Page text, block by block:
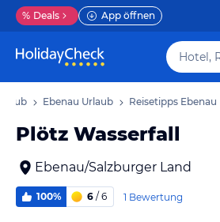
% Deals App öffnen
Ebenau Urlaub Reisetipps Ebenau
Plötz Wasserfall
Ebenau/Salzburger Land
100% 6 / 6 1 Bewertung